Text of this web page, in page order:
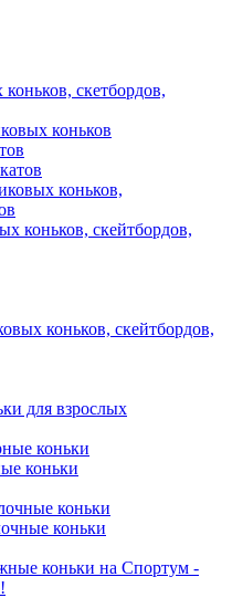
скетбордов,
коньков
коньков,
коньков, скейтбордов,
коньков, скейтбордов,
для взрослых
коньки
коньки
коньки
коньки
коньки на Спортум -